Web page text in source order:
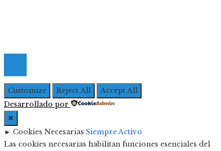
Customize Reject All
Accept All
Desarrollado por
✖
► Cookies Necesarias Siempre Activo
Las cookies necesarias habilitan funciones esenciales del